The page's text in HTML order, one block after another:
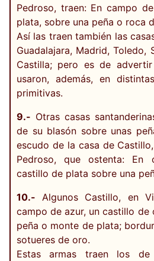
Pedroso, traen: En campo
plata, sobre una peña o roca
Así las traen también las
Guadalajara, Madrid, Toledo,
Castilla; pero es de
usaron, además, en
primitivas.
9.- Otras casas
de su blasón sobre unas
escudo de la casa de
Pedroso, que ostenta: En
castillo de plata sobre una
10.- Algunos Castillo, en
campo de azur, un castillo de
peña o monte de plata;
sotueres de oro.
Estas armas traen los